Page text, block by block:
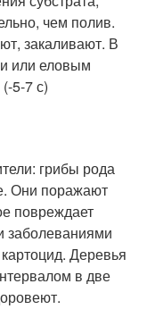
чем полив.
закаливают. В
или еловым
5-7 с)
грибы рода
Они поражают
повреждает
заболеваниями
Деревья
в две